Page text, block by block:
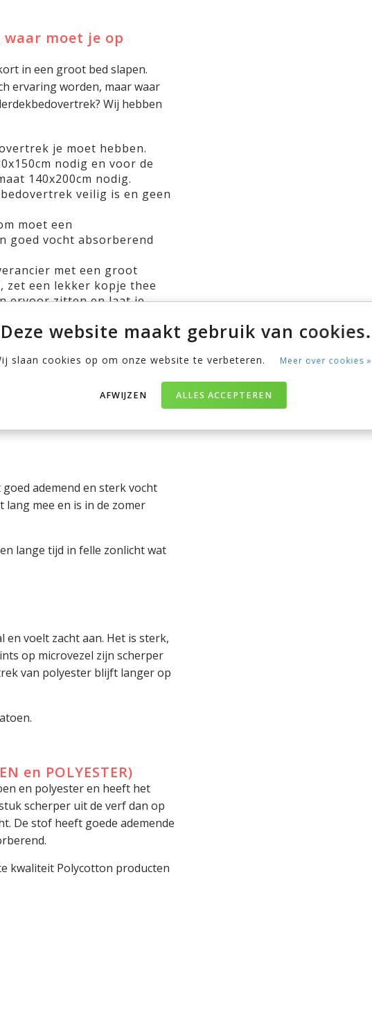
moet je op
in een groot bed slapen.
ervaring worden, maar waar
Wij hebben
je moet hebben.
nodig en voor de
140x200cm nodig.
veilig is en geen
moet een
goed vocht absorberend
met een groot
zet een lekker kopje thee
ervoor zitten en laat je
kiezen.
gemaakt. Ben je nog
Wij hebben een overzicht
ademend en sterk vocht
mee en is in de zomer
lange tijd in felle zonlicht wat
en voelt zacht aan. Het is sterk,
op microvezel zijn scherper
van polyester blijft langer op
en POLYESTER)
en polyester en heeft het
scherper uit de verf dan op
De stof heeft goede ademende
kwaliteit Polycotton producten
Deze website maakt gebruik van cookies.
slaan cookies op om onze website te verbeteren. Meer over cookies »
ALLES ACCEPTEREN
AFWIJZEN